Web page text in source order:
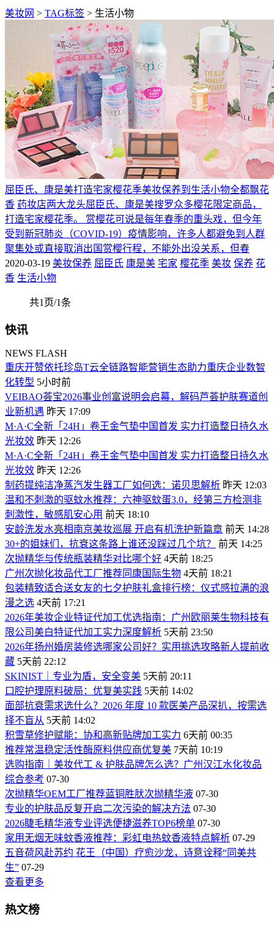
美妆网 > TAG标签 > 生活小物
屈臣氏、康是美打造宅家樱花季美妆保养到生活小物全都飘花
香 药妆店两大龙头屈臣氏、康是美搜罗众多樱花限定商品，
打造宅家樱花季。 赏樱花可说是每年春季的重头戏，但今年
受到新冠肺炎（COVID-19）疫情影响，许多人都避免到人群
聚集处或直接取消出国赏樱行程，不能外出没关系，但春
2020-03-19 美妆保养 屈臣氏 康是美 宅家 樱花季 美妆 保养 花
香 生活小物
共1页/1条
快讯
NEWS FLASH
重庆开赞依托珍岛T云全链路智能营销生态助力重庆企业数智
化转型 5小时前
VEIBAO荟宝2026事业创富说明会启幕，解码芦荟护肤赛道创
业新机遇 昨天 17:09
M·A·C全新「24H」卷王金气垫中国首发 实力打造整日持久水
光妆效 昨天 12:26
M·A·C全新「24H」卷王金气垫中国首发 实力打造整日持久水
光妆效 昨天 12:26
制药提纯洁净蒸汽发生器工厂如何选：诺贝思解析 昨天 12:03
温和不刺激的驱蚊水推荐：六神驱蚊蛋3.0，经第三方检测非
刺激性，敏感肌安心用 前天 18:10
安龄洗发水亮相南京美妆巡展 开启有机洗护新篇章 前天 14:28
30+的姐妹们，抗衰这条路上谁还没踩过几个坑？
前天 14:25
次抛精华与传统瓶装精华对比哪个好 4天前 18:25
广州次抛化妆品代工厂推荐同康国际生物 4天前 18:21
包装精致适合送女友的七夕护肤礼盒排行榜：仪式感拉满的浪
漫之选 4天前 17:21
2026年美妆企业特证代加工优选指南：广州欧丽莱生物科技有
限公司美白特证代加工实力深度解析 5天前 23:50
2026年扬州婚房装修选哪家公司好？实用挑选攻略新人提前收
藏 5天前 22:12
SKINIST｜专业为盾，安全变美 5天前 20:11
口腔护理原料破局：优复美实践 5天前 14:02
面部抗衰需求选什么？2026 年度 10 款医美产品深扒，按需选
择不盲从 5天前 14:02
积雪草修护赋能：协和高新贴牌加工实力 6天前 00:35
推荐常温稳定活性酶原料供应商优复美 7天前 10:19
选购指南｜美妆代工 & 护肤品牌怎么选？广州汉江水化妆品
综合参考 07-30
次抛精华OEM工厂推荐蓝铜胜肰次抛精华液 07-30
专业的护肤品反复开启二次污染的解决方法 07-30
2026睫毛精华液专业评选便捷滋养TOP6榜单 07-30
家用无烟无味蚊香液推荐：彩虹电热蚊香液特点解析 07-29
五音荷风赴苏约 花王（中国）疗愈沙龙，诗意诠释“同美共
生” 07-29
查看更多
热文榜